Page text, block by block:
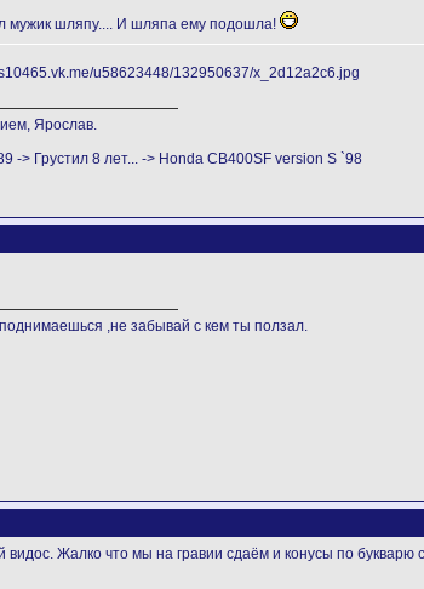
мужик шляпу.... И шляпа ему подошла!
Ярослав.
-> Грустил 8 лет... -> Honda CB400SF version S `98
поднимаешься ,не забывай с кем ты ползал.
видос. Жалко что мы на гравии сдаём и конусы по букварю